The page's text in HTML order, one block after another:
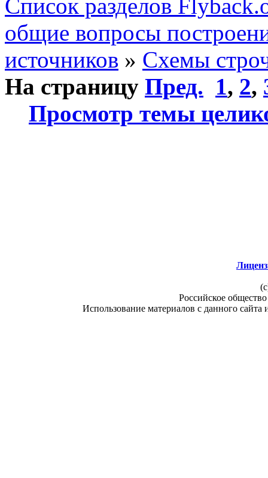
Список разделов
общие вопросы
источников » Схемы
На страницу Пред. 1, 2,
Просмотр темы
Российское
Использование материалов с данного